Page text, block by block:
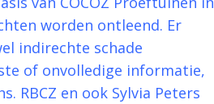
worden ontleend. Er
indirechte schade
of onvolledige informatie,
RBCZ en ook Sylvia Peters